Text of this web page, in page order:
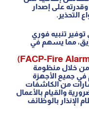
وقدرته على إصدار
التحذير.
تنبيه فوري
مما يسهم في
ومن خلال منظومة
في جميع الأجهزة
من الكاشفات
والقيام بالأعمال
الإنذار بالوظائف